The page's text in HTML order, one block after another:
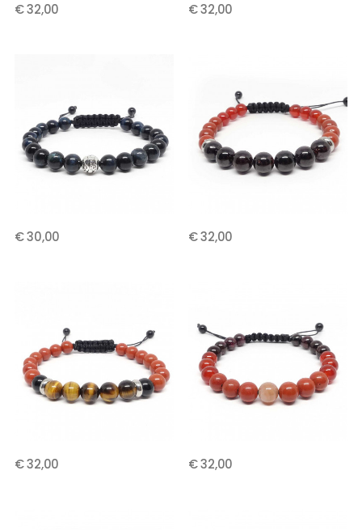
€ 32,00 € 32,00
€ 30,00 € 32,00
€ 32,00 € 32,00